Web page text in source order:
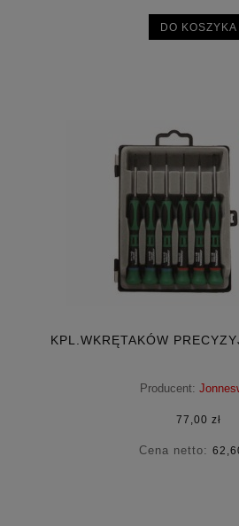
DO KOSZYKA
KPL.WKRĘTAKÓW
Producent:
77,00 zł
Cena netto: